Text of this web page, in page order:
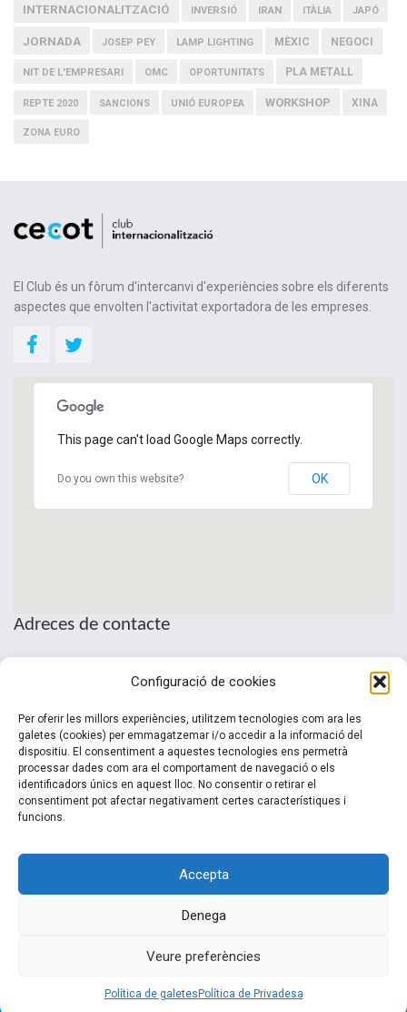
Configuració de cookies
Per oferir les millors experiències, utilitzem tecnologies com ara les
galetes (cookies) per emmagatzemar i/o accedir a la informació del
dispositiu. El consentiment a aquestes tecnologies ens permetrà
processar dades com ara el comportament de navegació o els
identificadors únics en aquest lloc. No consentir o retirar el
consentiment pot afectar negativament certes característiques i
funcions.
Accepta
Denega
Veure preferències
Política de galetes Política de Privadesa
INTERNACIONALITZACIÓ INVERSIÓ IRAN ITÀLIA JAPÓ
JORNADA JOSEP PEY LAMP LIGHTING MÈXIC NEGOCI
NIT DE L'EMPRESARI OMC OPORTUNITATS PLA METALL
REPTE 2020 SANCIONS UNIÓ EUROPEA WORKSHOP XINA
ZONA EURO
El Club és un fòrum d'intercanvi d'experiències sobre els diferents
aspectes que envolten l'activitat exportadora de les empreses.
This page can't load Google Maps correctly.
Do you own this website? OK
Adreces de contacte
Telèfon: (+34) 937 361 100
clubinternacionalitzacio@cecot.org.
© 2015-2022 Club Cecot Internacionalització. Un desarrollo de
El Club|Serveis|Activitats|Noticies|Contacte